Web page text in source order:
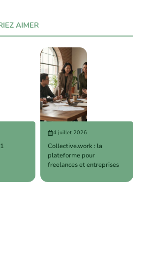
AIMER
4 juillet 2026
Collective.work : la
plateforme pour
freelances et entreprises